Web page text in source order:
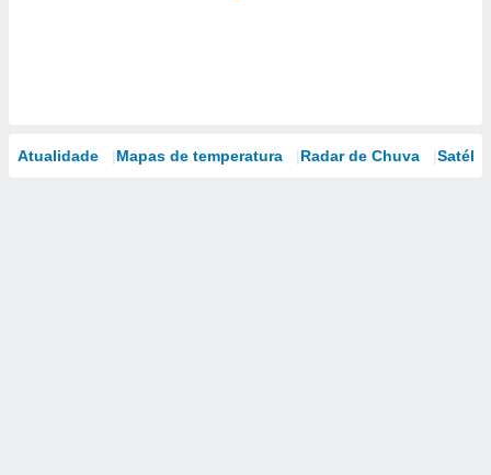
Atualidade Mapas de temperatura Radar de Chuva